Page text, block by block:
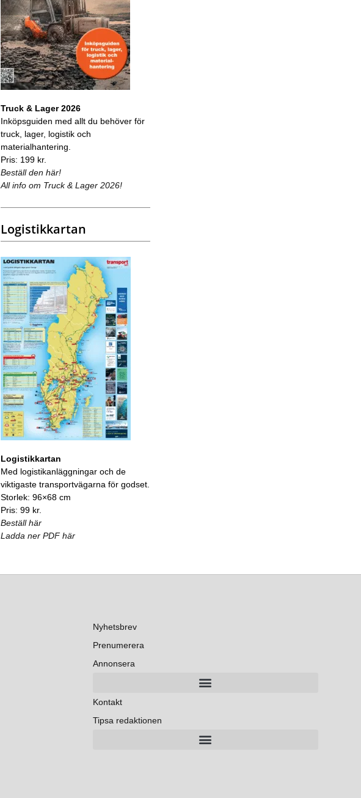
Truck & Lager 2026
Inköpsguiden med allt du behöver för
truck, lager, logistik och
materialhantering.
Pris: 199 kr.
Beställ den här!
All info om Truck & Lager 2026!
Logistikkartan
Logistikkartan
Med logistikanläggningar och de
viktigaste transportvägarna för godset.
Storlek: 96×68 cm
Pris: 99 kr.
Beställ här
Ladda ner PDF här
Nyhetsbrev
Prenumerera
Annonsera
Kontakt
Tipsa redaktionen